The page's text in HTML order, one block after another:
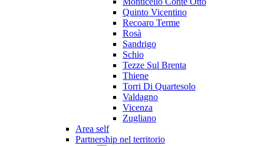
Quinto Vicentino
Recoaro Terme
Rosà
Sandrigo
Schio
Tezze Sul Brenta
Thiene
Torri Di Quartesolo
Valdagno
Vicenza
Zugliano
Area self
Partnership nel territorio